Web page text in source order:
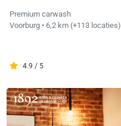
Premium carwash
Voorburg • 6,2 km (+113 locaties)
4.9 / 5